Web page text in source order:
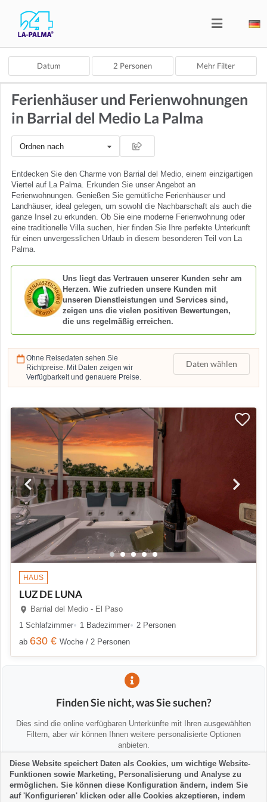
Datum 2 Personen Mehr Filter
Ferienhäuser und Ferienwohnungen
in Barrial del Medio La Palma
Ordnen nach
Entdecken Sie den Charme von Barrial del Medio, einem einzigartigen
Viertel auf La Palma. Erkunden Sie unser Angebot an
Ferienwohnungen. Genießen Sie gemütliche Ferienhäuser und
Landhäuser, ideal gelegen, um sowohl die Nachbarschaft als auch die
ganze Insel zu erkunden. Ob Sie eine moderne Ferienwohnung oder
eine traditionelle Villa suchen, hier finden Sie Ihre perfekte Unterkunft
für einen unvergesslichen Urlaub in diesem besonderen Teil von La
Palma.
Uns liegt das Vertrauen unserer Kunden sehr am
Herzen. Wie zufrieden unsere Kunden mit
unseren Dienstleistungen und Services sind,
zeigen uns die vielen positiven Bewertungen,
die uns regelmäßig erreichen.
Ohne Reisedaten sehen Sie
Richtpreise. Mit Daten zeigen wir
Verfügbarkeit und genauere Preise.
Daten wählen
HAUS
LUZ DE LUNA
Barrial del Medio - El Paso
1 Schlafzimmer
1 Badezimmer
2 Personen
ab 630 € Woche / 2 Personen
Finden Sie nicht, was Sie suchen?
Dies sind die online verfügbaren Unterkünfte mit Ihren ausgewählten
Filtern, aber wir können Ihnen weitere personalisierte Optionen
anbieten.
💡 Wir helfen Ihnen persönlich
Kontaktieren Sie uns, um Alternativen zu finden oder Sie zu beraten:
Diese Website speichert Daten als Cookies, um wichtige Website-
Funktionen sowie Marketing, Personalisierung und Analyse zu
ermöglichen. Sie können diese Konfiguration ändern, indem Sie
auf 'Konfigurieren' klicken oder alle Cookies akzeptieren, indem